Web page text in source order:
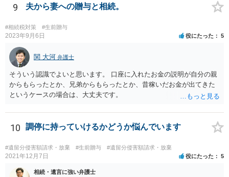
れた方がよいと思います。 倒れた弁護士は脳梗塞で倒れたようで
すが、 判断能力があり、復代理を倒れた弁護士の判断で復代理を
選任したのか 即ち、復代理人の選任は有効なのかという問題もあ
ると思います。
9 夫から妻への贈与と相続。
#相続税対策 #生前贈与
2023年9月6日 役にたった 5
関 大河 弁護士
そういう認識でよいと思います。 口座に入れたお金の説明が自分の親
からもらったとか、兄弟からもらったとか、昔稼いだお金が出てきた
というケースの場合は、大丈夫です。
10 調停に持っていけるかどうか悩んでいます
#遺留分侵害額請求・放棄 #生前贈与 #遺留分侵害額請求・放棄
2021年12月7日 役にたった 5
相続・遺言に強い弁護士